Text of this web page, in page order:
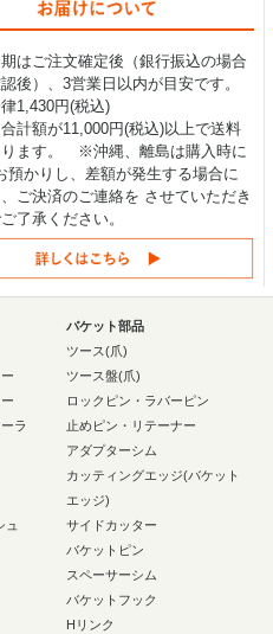
はご注文確定後（銀行振込の場合
後）、3営業日以内が目安です。
1,430円(税込)
計額が11,000円(税込)以上で送料
ります。 ※沖縄、離島は購入時に
預かりし、差額が発生する場合に
ご決済のご連絡を させていただき
了承ください。
ラ
ュ
バケット部品
ツース(爪)
ツース盤(爪)
ロックピン・ラバーピン
止めピン・リテーナー
アダプターシム
カッティングエッジ(バケット
エッジ)
サイドカッター
バケットピン
スペーサーシム
バケットフック
Hリンク